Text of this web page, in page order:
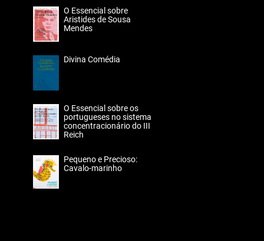
O Essencial sobre
Aristides de Sousa
Mendes
Divina Comédia
O Essencial sobre os
portugueses no sistema
concentracionário do III
Reich
Pequeno e Precioso:
Cavalo-marinho